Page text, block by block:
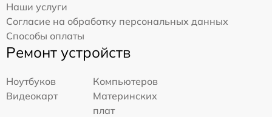
Наши услуги
Согласие на обработку персональных данных
Способы оплаты
Ремонт устройств
Ноутбуков
Компьютеров
Видеокарт
Материнских
плат